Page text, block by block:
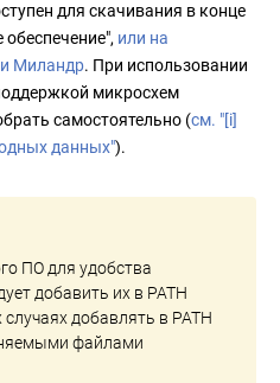
для скачивания в конце
или на
Миландр. При использовании
микросхем
самостоятельно (см. "[i]
данных").
ПО для удобства
добавить их в PATH
случаях добавлять в PATH
файлами